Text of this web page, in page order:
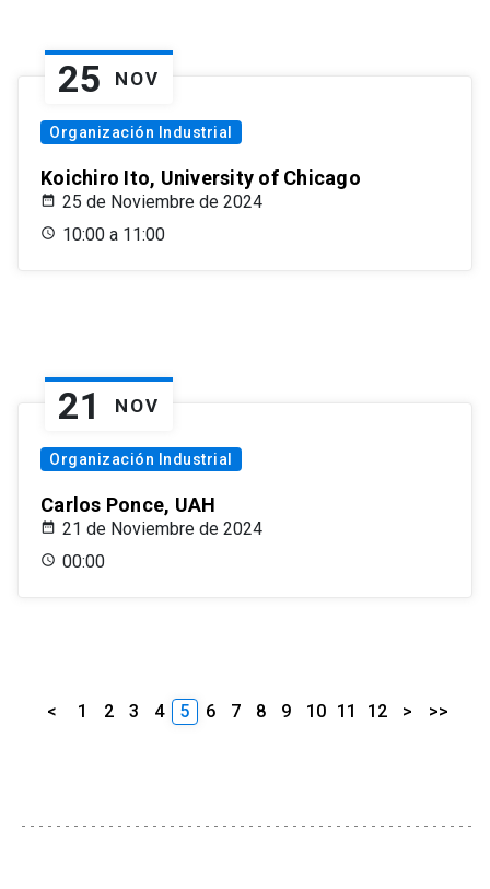
25 NOV
Organización Industrial
Koichiro Ito, University of Chicago
25 de Noviembre de 2024
10:00 a 11:00
21 NOV
Organización Industrial
Carlos Ponce, UAH
21 de Noviembre de 2024
00:00
< 1 2 3 4 5 6 7 8 9 10 11 12 > >>